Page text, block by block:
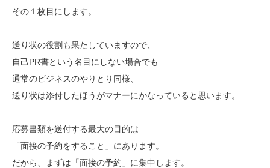
その１枚目にします。
送り状の役割も果たしていますので、
自己PR書という名目にしない場合でも
通常のビジネスのやりとり同様、
送り状は添付したほうがマナーにかなっていると思います。
応募書類を送付する最大の目的は
「面接の予約をすること」にあります。
だから、まずは「面接の予約」に集中します。